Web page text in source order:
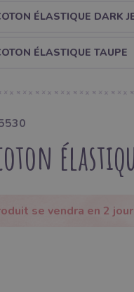
ÉLASTIQUE DARK
ÉLASTIQUE TAUPE
se vendra en 2